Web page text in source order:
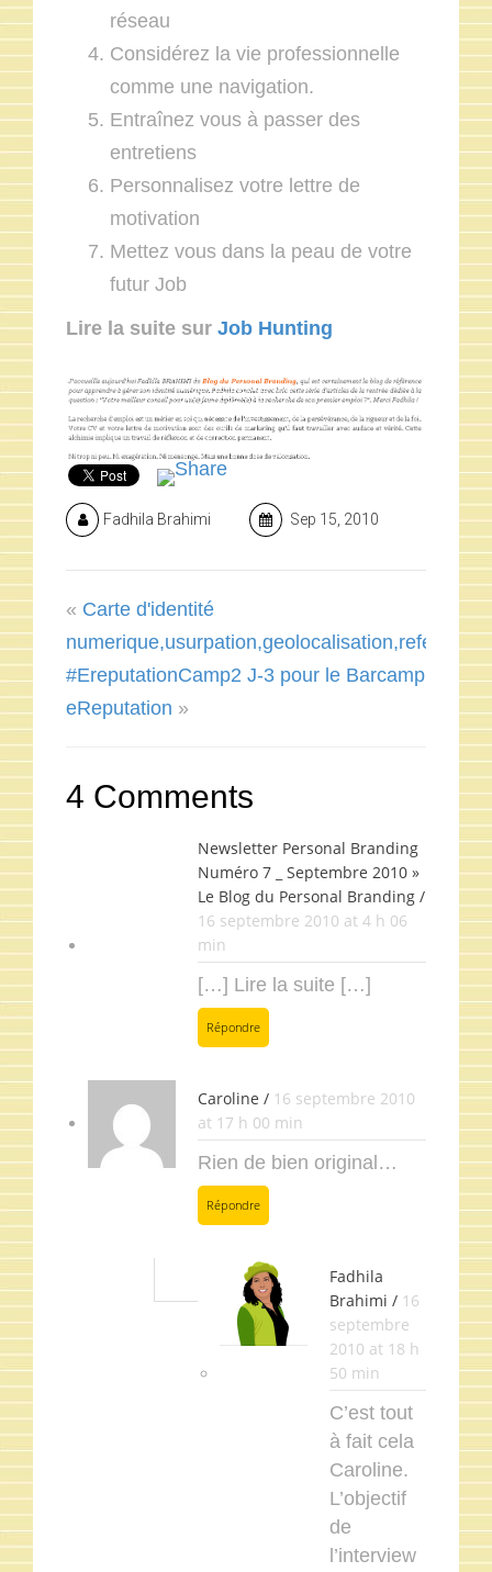
réseau
Considérez la vie professionnelle
comme une navigation.
Entraînez vous à passer des
entretiens
Personnalisez votre lettre de
motivation
Mettez vous dans la peau de votre
futur Job
Lire la suite sur Job Hunting
Fadhila Brahimi Sep 15, 2010
« Carte d'identité
#EreputationCamp2 J-3 pour le Barcamp
eReputation »
4 Comments
Newsletter Personal Branding
Numéro 7 _ Septembre 2010 »
Le Blog du Personal Branding /
16 septembre 2010 at 4 h 06
min
[…] Lire la suite […]
Répondre
Caroline / 16 septembre 2010
at 17 h 00 min
Rien de bien original…
Répondre
Fadhila
Brahimi / 16
septembre
2010 at 18 h
50 min
C’est tout
à fait cela
Caroline.
L’objectif
de
l’interview